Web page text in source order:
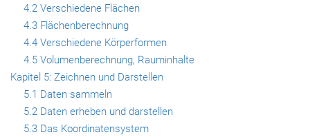
4.2 Verschiedene Flächen
4.3 Flächenberechnung
4.4 Verschiedene Körperformen
4.5 Volumenberechnung, Rauminhalte
Kapitel 5: Zeichnen und Darstellen
5.1 Daten sammeln
5.2 Daten erheben und darstellen
5.3 Das Koordinatensystem